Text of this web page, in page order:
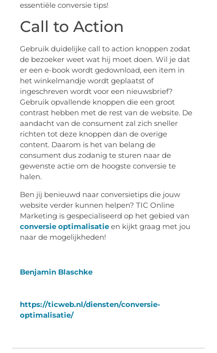
Call to Action
Gebruik duidelijke call to action knoppen zodat
de bezoeker weet wat hij moet doen. Wil je dat
er een e-book wordt gedownload, een item in
het winkelmandje wordt geplaatst of
ingeschreven wordt voor een nieuwsbrief?
Gebruik opvallende knoppen die een groot
contrast hebben met de rest van de website. De
aandacht van de consument zal zich sneller
richten tot deze knoppen dan de overige
content. Daarom is het van belang de
consument dus zodanig te sturen naar de
gewenste actie om de hoogste conversie te
halen.
Ben jij benieuwd naar conversietips die jouw
website verder kunnen helpen? TIC Online
Marketing is gespecialiseerd op het gebied van
conversie optimalisatie en kijkt graag met jou
naar de mogelijkheden!
Benjamin Blaschke
https://ticweb.nl/diensten/conversie-
optimalisatie/